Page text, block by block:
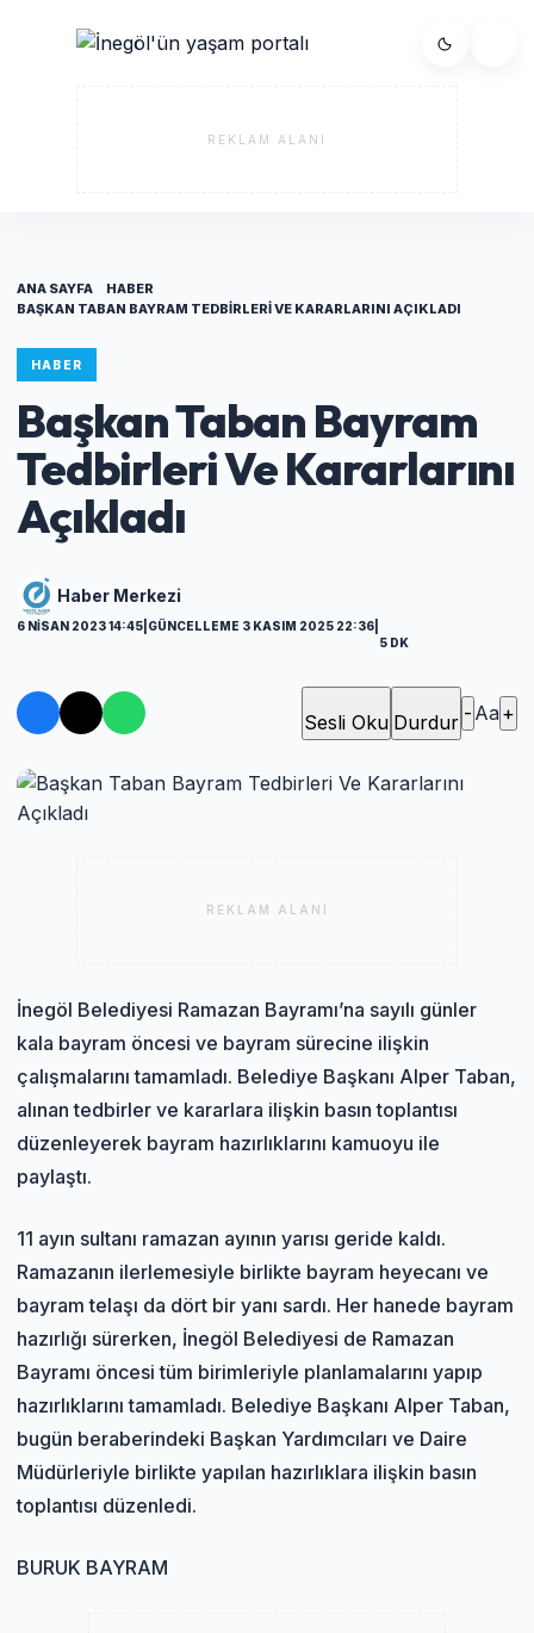
REKLAM ALANI
ANA SAYFA
HABER
BAŞKAN TABAN BAYRAM TEDBIRLERI VE KARARLARINI AÇIKLADI
HABER
Başkan Taban Bayram
Tedbirleri Ve Kararlarını
Açıkladı
Haber Merkezi
6 NISAN 2023 14:45 GÜNCELLEME 3 KASIM 2025 22:36
5 DK
Sesli Oku Durdur - Aa+
REKLAM ALANI
İnegöl Belediyesi Ramazan Bayramı’na sayılı günler
kala bayram öncesi ve bayram sürecine ilişkin
çalışmalarını tamamladı. Belediye Başkanı Alper Taban,
alınan tedbirler ve kararlara ilişkin basın toplantısı
düzenleyerek bayram hazırlıklarını kamuoyu ile
paylaştı.
11 ayın sultanı ramazan ayının yarısı geride kaldı.
Ramazanın ilerlemesiyle birlikte bayram heyecanı ve
bayram telaşı da dört bir yanı sardı. Her hanede bayram
hazırlığı sürerken, İnegöl Belediyesi de Ramazan
Bayramı öncesi tüm birimleriyle planlamalarını yapıp
hazırlıklarını tamamladı. Belediye Başkanı Alper Taban,
bugün beraberindeki Başkan Yardımcıları ve Daire
Müdürleriyle birlikte yapılan hazırlıklara ilişkin basın
toplantısı düzenledi.
BURUK BAYRAM